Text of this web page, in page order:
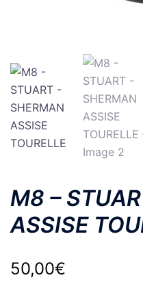
M8 –
ASSISE
50,00€